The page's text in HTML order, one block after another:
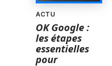
ACTU
OK Google :
les étapes
essentielles
pour